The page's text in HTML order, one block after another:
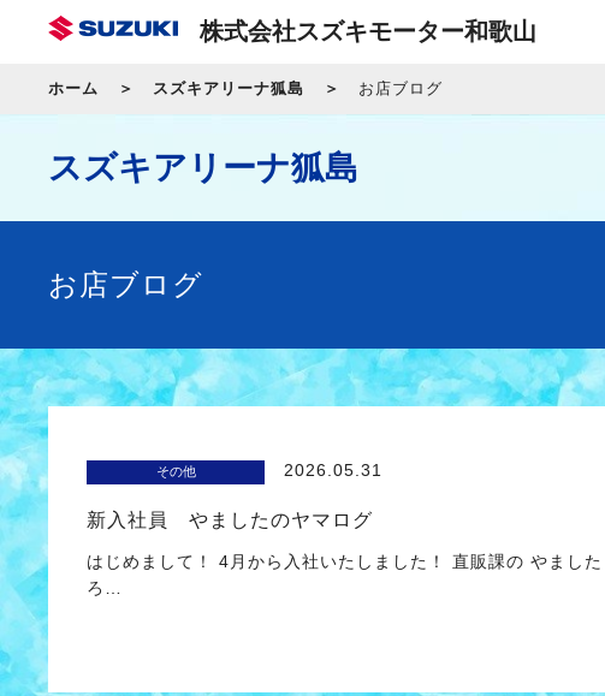
株式会社スズキモーター和歌山
ホーム スズキアリーナ狐島 お店ブログ
スズキアリーナ狐島
お店ブログ
その他 2026.05.31
新入社員 やましたのヤマログ
はじめまして！ 4月から入社いたしました！ 直販課の やまし
ろ…